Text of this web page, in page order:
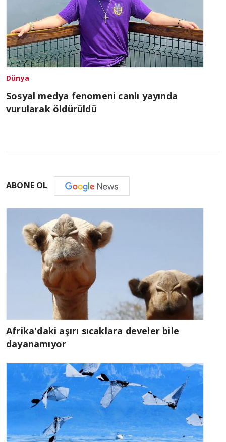
Dünya
Sosyal medya fenomeni canlı yayında
vurularak öldürüldü
ABONE OL
Afrika'daki aşırı sıcaklara develer bile
dayanamıyor